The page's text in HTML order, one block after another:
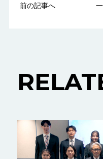
前の記事へ